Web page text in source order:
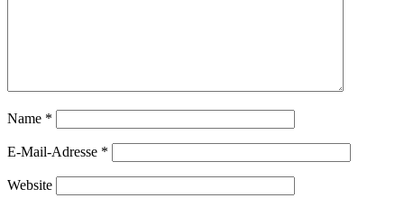
Name *
E-Mail-Adresse *
Website